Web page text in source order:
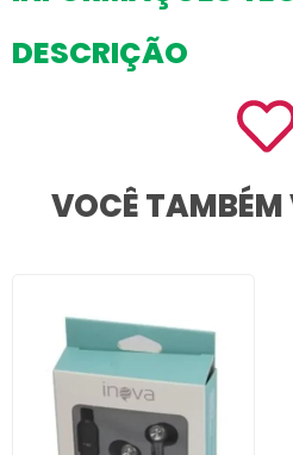
DESCRIÇÃO
VOCÊ